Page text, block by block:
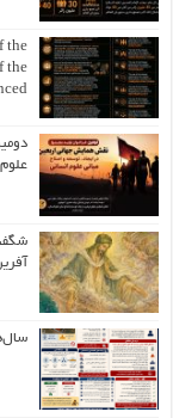
the
the